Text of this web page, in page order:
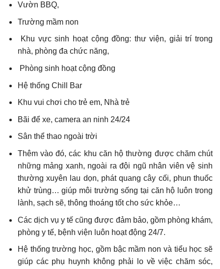
Vườn BBQ,
Trường mầm non
Khu vực sinh hoạt cộng đồng: thư viện, giải trí trong
nhà, phòng đa chức năng,
Phòng sinh hoạt cộng đồng
Hệ thống Chill Bar
Khu vui chơi cho trẻ em, Nhà trẻ
Bãi để xe, camera an ninh 24/24
Sân thể thao ngoài trời
Thêm vào đó, các khu căn hộ thường được chăm chút
những mảng xanh, ngoài ra đội ngũ nhân viên vệ sinh
thường xuyên lau dọn, phát quang cây cối, phun thuốc
khử trùng… giúp môi trường sống tại căn hộ luôn trong
lành, sạch sẽ, thông thoáng tốt cho sức khỏe…
Các dịch vụ y tế cũng được đảm bảo, gồm phòng khám,
phòng y tế, bệnh viện luôn hoạt động 24/7.
Hệ thống trường học, gồm bậc mầm non và tiểu học sẽ
giúp các phụ huynh không phải lo về việc chăm sóc,